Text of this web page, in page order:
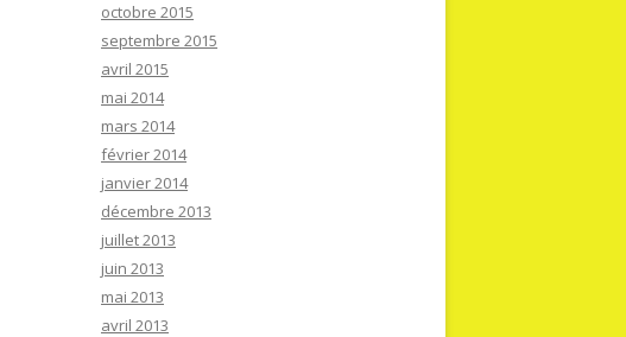
octobre 2015
septembre 2015
avril 2015
mai 2014
mars 2014
février 2014
janvier 2014
décembre 2013
juillet 2013
juin 2013
mai 2013
avril 2013